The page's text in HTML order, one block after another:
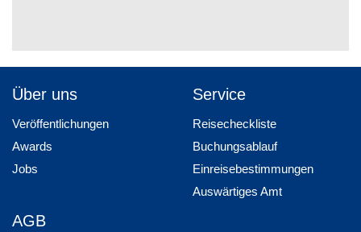
Über uns
Veröffentlichungen
Awards
Jobs
Service
Reisecheckliste
Buchungsablauf
Einreisebestimmungen
Auswärtiges Amt
AGB